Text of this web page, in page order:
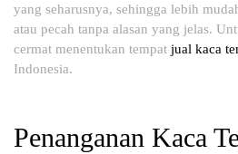
yang seharusnya, sehingga lebih
atau pecah tanpa alasan yang jelas.
cermat menentukan tempat jual kaca
Indonesia.
Penanganan Kaca